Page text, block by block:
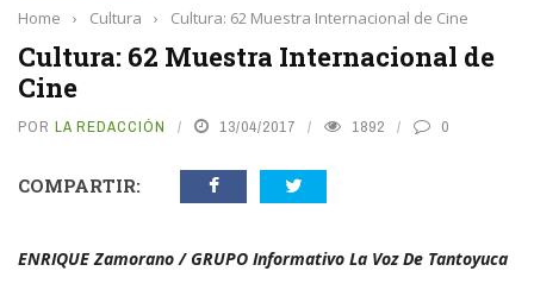
Home › Cultura › Cultura: 62 Muestra Internacional de Cine
Cultura: 62 Muestra Internacional de
Cine
POR LA REDACCIÓN 13/04/2017 1892 0
COMPARTIR:
ENRIQUE Zamorano / GRUPO Informativo La Voz De Tantoyuca